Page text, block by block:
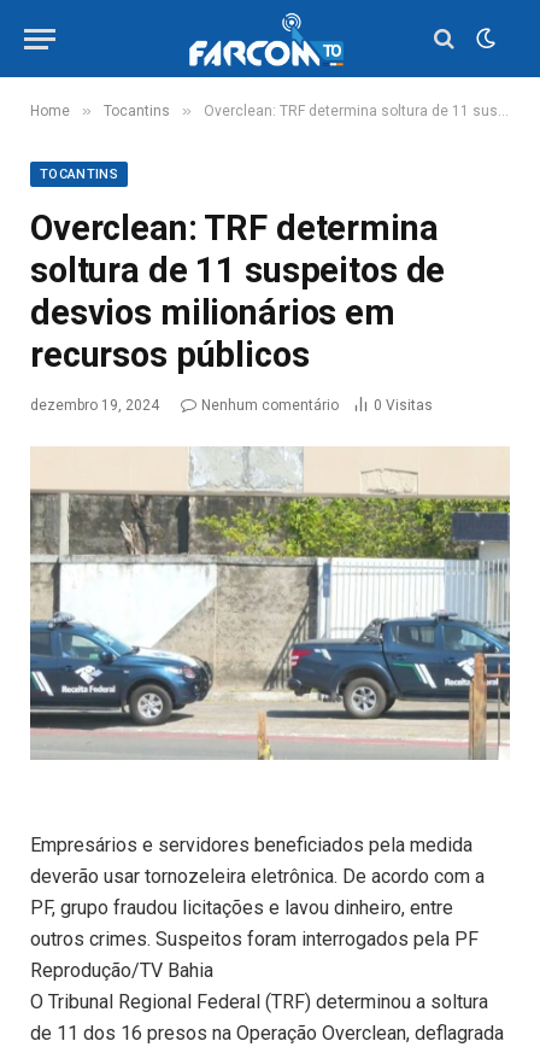
Home » Tocantins » Overclean: TRF determina soltura de 11 suspeitos de desvios milionários em recursos públicos
TOCANTINS
Overclean: TRF determina
soltura de 11 suspeitos de
desvios milionários em
recursos públicos
dezembro 19, 2024 Nenhum comentário 0 Visitas
Empresários e servidores beneficiados pela medida
deverão usar tornozeleira eletrônica. De acordo com a
PF, grupo fraudou licitações e lavou dinheiro, entre
outros crimes. Suspeitos foram interrogados pela PF
Reprodução/TV Bahia
O Tribunal Regional Federal (TRF) determinou a soltura
de 11 dos 16 presos na Operação Overclean, deflagrada